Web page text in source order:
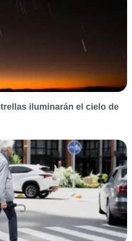
iluminarán el cielo de